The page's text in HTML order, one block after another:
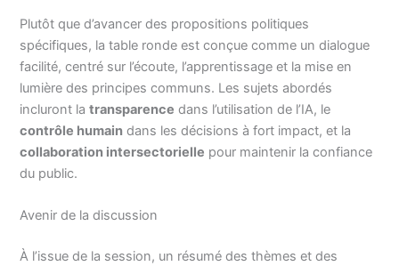
Plutôt que d’avancer des propositions politiques
spécifiques, la table ronde est conçue comme un dialogue
facilité, centré sur l’écoute, l’apprentissage et la mise en
lumière des principes communs. Les sujets abordés
incluront latransparence dans l’utilisation de l’IA, le
contrôle humain dans les décisions à fort impact, et la
collaboration intersectorielle pour maintenir la confiance
du public.
Avenir de la discussion
À l’issue de la session, un résumé des thèmes et des